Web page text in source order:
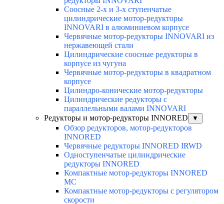
Соосные 2-х и 3-х ступенчатые
цилиндрические мотор-редукторы
INNOVARI в алюминиевом корпусе
Червячные мотор-редукторы INNOVARI из
нержавеющей стали
Цилиндрические соосные редукторы в
корпусе из чугуна
Червячные мотор-редукторы в квадратном
корпусе
Цилиндро-конические мотор-редукторы
Цилиндрические редукторы с
параллельными валами INNOVARI
Редукторы и мотор-редукторы INNORED
▼
Обзор редукторов, мотор-редукторов
INNORED
Червячные редукторы INNORED IRWD
Одноступенчатые цилиндрические
редукторы INNORED
Компактные мотор-редукторы INNORED
MC
Компактные мотор-редукторы с регулятором
скорости